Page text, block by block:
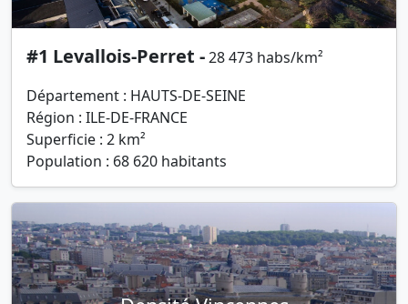
#1 Levallois-Perret -28 473 habs/km²
Département : HAUTS-DE-SEINE
Région : ILE-DE-FRANCE
Superficie : 2 km²
Population : 68 620 habitants